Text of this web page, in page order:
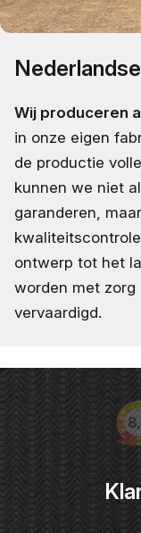
Wij produceren
in onze eigen
de productie
kunnen we niet
garanderen,
ontwerp tot het
worden met zorg
vervaardigd.